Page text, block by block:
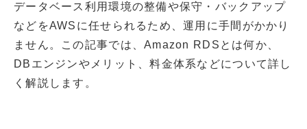
データベース利用環境の整備や保守・バックアップ
などをAWSに任せられるため、運用に手間がかかり
ません。この記事では、Amazon RDSとは何か、
DBエンジンやメリット、料金体系などについて詳し
く解説します。